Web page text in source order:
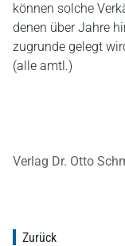
können solche
denen über Jahre
zugrunde gelegt
(alle amtl.)
Verlag Dr. Otto
Zurück